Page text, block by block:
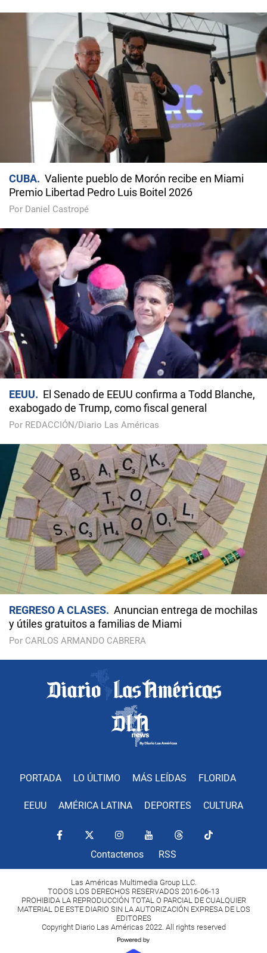
CUBA
Valiente pueblo de Morón recibe en Miami
Premio Libertad Pedro Luis Boitel 2026
Por Daniel Castropé
EEUU
El Senado de EEUU confirma a Todd Blanche,
exabogado de Trump, como fiscal general
Por REDACCIÓN/Diario Las Américas
REGRESO A CLASES
Anuncian entrega de mochilas
y útiles gratuitos a familias de Miami
Por CARLOS ARMANDO CABRERA
PORTADA LO ÚLTIMO MÁS LEÍDAS FLORIDA
EEUU AMÉRICA LATINA DEPORTES CULTURA
Contactenos RSS
Las Américas Multimedia Group LLC.
TODOS LOS DERECHOS RESERVADOS 2016-06-13
PROHIBIDA LA REPRODUCCIÓN TOTAL O PARCIAL DE CUALQUIER
MATERIAL DE ESTE DIARIO SIN LA AUTORIZACIÓN EXPRESA DE LOS
EDITORES
Copyright Diario Las Américas 2022. All rights reserved